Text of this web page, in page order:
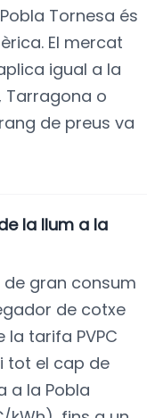
Tornesa és
El mercat
igual a la
Tarragona o
de preus va
la llum a la
gran consum
de cotxe
tarifa PVPC
tot el cap de
a la Pobla